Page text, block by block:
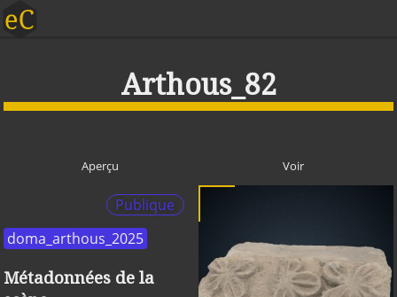
Arthous_82
Aperçu Voir
Publique
doma_arthous_2025
Métadonnées de la